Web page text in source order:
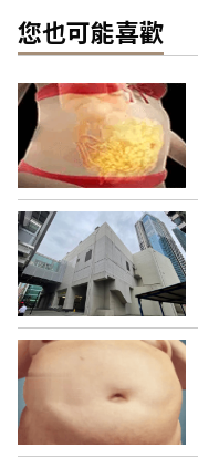
您也可能喜歡